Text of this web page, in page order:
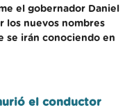
el gobernador Daniel
los nuevos nombres
se irán conociendo en
el conductor